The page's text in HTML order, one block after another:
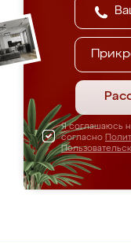
Я соглашаюсь
согласно